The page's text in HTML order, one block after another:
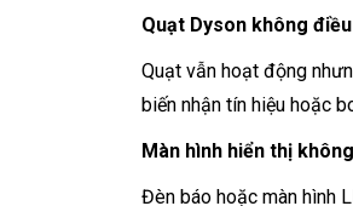
Quạt Dyson không
Quạt vẫn hoạt động
biến nhận tín hiệu hoặc
Màn hình hiển thị
Đèn báo hoặc màn hình